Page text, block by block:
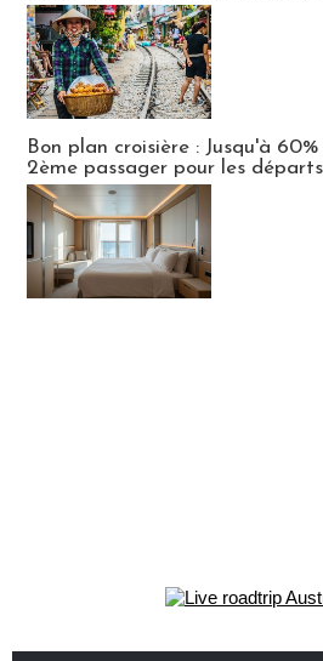
Bon plan croisière : Jusqu'à
2ème passager pour les